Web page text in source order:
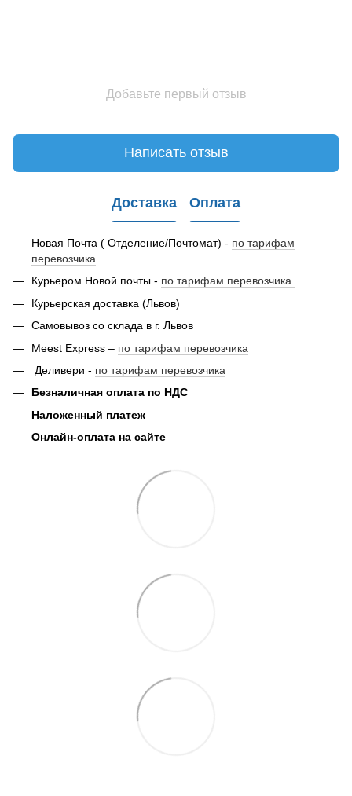
Добавьте первый отзыв
Написать отзыв
Доставка Оплата
Новая Почта ( Отделение/Почтомат) - по тарифам
перевозчика
Курьером Новой почты - по тарифам перевозчика
Курьерская доставка (Львов)
Самовывоз со склада в г. Львов
Meest Express – по тарифам перевозчика
Деливери - по тарифам перевозчика
Безналичная оплата по НДС
Наложенный платеж
Онлайн-оплата на сайте